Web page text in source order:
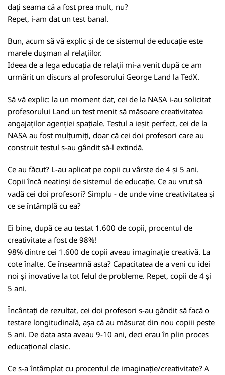
dați seama că a fost prea mult, nu?
Repet, i-am dat un test banal.
Bun, acum să vă explic și de ce sistemul de educație este
marele dușman al relațiilor.
Ideea de a lega educația de relații mi-a venit după ce am
urmărit un discurs al profesorului George Land la TedX.
Să vă explic: la un moment dat, cei de la NASA i-au solicitat
profesorului Land un test menit să măsoare creativitatea
angajaților agenției spațiale. Testul a ieșit perfect, cei de la
NASA au fost mulțumiți, doar că cei doi profesori care au
construit testul s-au gândit să-l extindă.
Ce au făcut? L-au aplicat pe copii cu vârste de 4 și 5 ani.
Copii încă neatinși de sistemul de educație. Ce au vrut să
vadă cei doi profesori? Simplu - de unde vine creativitatea și
ce se întâmplă cu ea?
Ei bine, după ce au testat 1.600 de copii, procentul de
creativitate a fost de 98%!
98% dintre cei 1.600 de copii aveau imaginație creativă. La
cote înalte. Ce înseamnă asta? Capacitatea de a veni cu idei
noi și inovative la tot felul de probleme. Repet, copii de 4 și
5 ani.
Încântați de rezultat, cei doi profesori s-au gândit să facă o
testare longitudinală, așa că au măsurat din nou copiii peste
5 ani. De data asta aveau 9-10 ani, deci erau în plin proces
educațional clasic.
Ce s-a întâmplat cu procentul de imaginație/creativitate? A